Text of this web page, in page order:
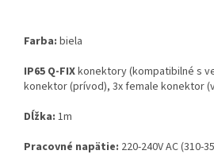
Farba: biela
IP65 Q-FIXkonektory (kompatibilné s
konektor (prívod), 3x female konektor
Dĺžka: 1m
Pracovné napätie: 220-240V AC (310-